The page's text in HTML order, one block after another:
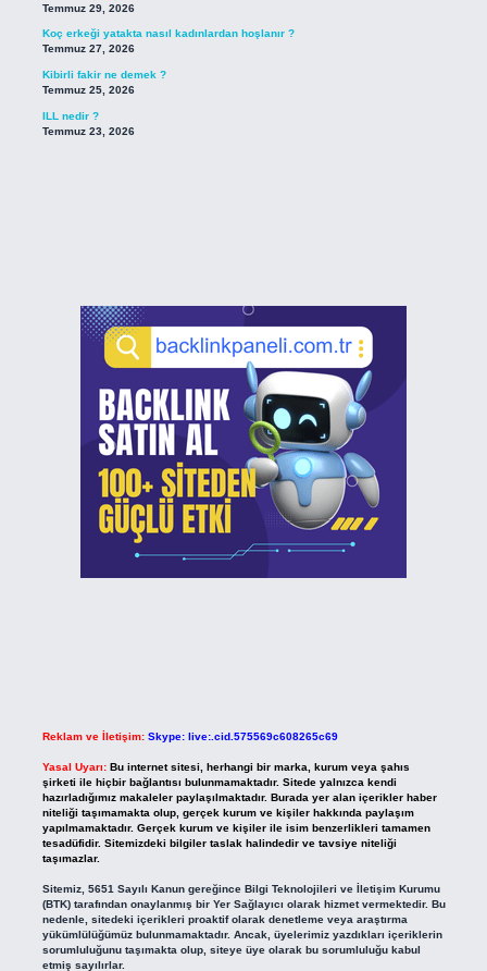
Temmuz 29, 2026
Koç erkeği yatakta nasıl kadınlardan hoşlanır ?
Temmuz 27, 2026
Kibirli fakir ne demek ?
Temmuz 25, 2026
ILL nedir ?
Temmuz 23, 2026
Reklam ve İletişim: Skype: live:.cid.575569c608265c69
Yasal Uyarı: Bu internet sitesi, herhangi bir marka, kurum veya şahıs
şirketi ile hiçbir bağlantısı bulunmamaktadır. Sitede yalnızca kendi
hazırladığımız makaleler paylaşılmaktadır. Burada yer alan içerikler haber
niteliği taşımamakta olup, gerçek kurum ve kişiler hakkında paylaşım
yapılmamaktadır. Gerçek kurum ve kişiler ile isim benzerlikleri tamamen
tesadüfidir. Sitemizdeki bilgiler taslak halindedir ve tavsiye niteliği
taşımazlar.
Sitemiz, 5651 Sayılı Kanun gereğince Bilgi Teknolojileri ve İletişim Kurumu
(BTK) tarafından onaylanmış bir Yer Sağlayıcı olarak hizmet vermektedir. Bu
nedenle, sitedeki içerikleri proaktif olarak denetleme veya araştırma
yükümlülüğümüz bulunmamaktadır. Ancak, üyelerimiz yazdıkları içeriklerin
sorumluluğunu taşımakta olup, siteye üye olarak bu sorumluluğu kabul
etmiş sayılırlar.